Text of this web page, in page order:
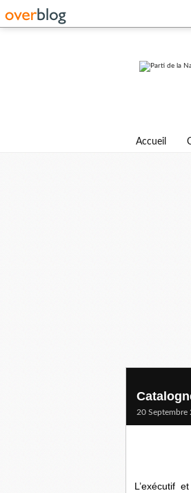
Accueil
20 Septembre
L’exécutif